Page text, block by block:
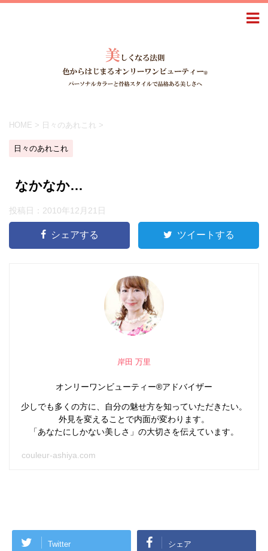
HOME > 日々のあれこれ >
日々のあれこれ
なかなか…
投稿日： 2010年12月21日
シェアする ツイートする
岸田 万里
オンリーワンビューティー®アドバイザー
少しでも多くの方に、自分の魅せ方を知っていただきたい。
外見を変えることで内面が変わります。
「あなたにしかない美しさ」の大切さを伝えています。
couleur-ashiya.com
Twitter シェア